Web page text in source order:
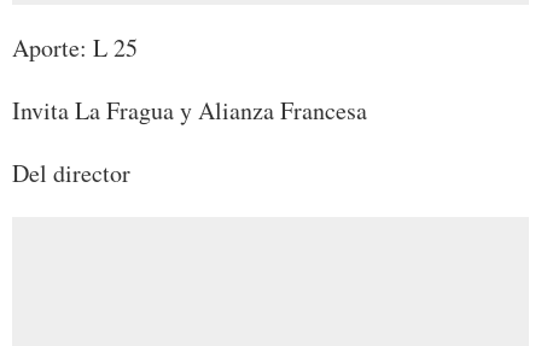
Aporte: L 25
Invita La Fragua y Alianza Francesa
Del director